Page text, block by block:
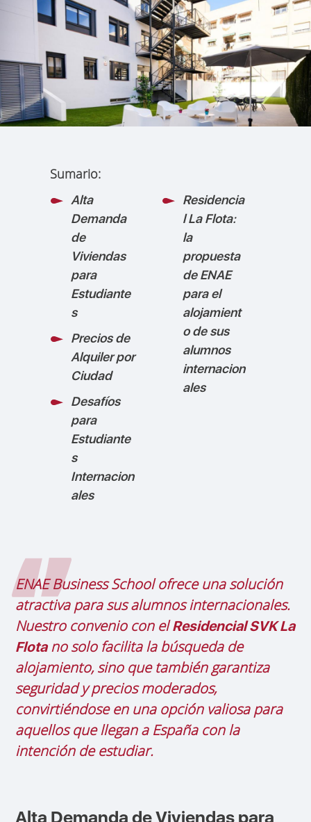
Sumario:
Alta
Demanda
de
Viviendas
para
Estudiante
s
Precios de
Alquiler por
Ciudad
Desafíos
para
Estudiante
s
Internacion
ales
Residencia
l La Flota:
la
propuesta
de ENAE
para el
alojamient
o de sus
alumnos
internacion
ales
ENAE Business School ofrece una solución
atractiva para sus alumnos internacionales.
Nuestro convenio con elResidencial SVK La
Flotano solo facilita la búsqueda de
alojamiento, sino que también garantiza
seguridad y precios moderados,
convirtiéndose en una opción valiosa para
aquellos que llegan a España con la
intención de estudiar.
Alta Demanda de Viviendas para